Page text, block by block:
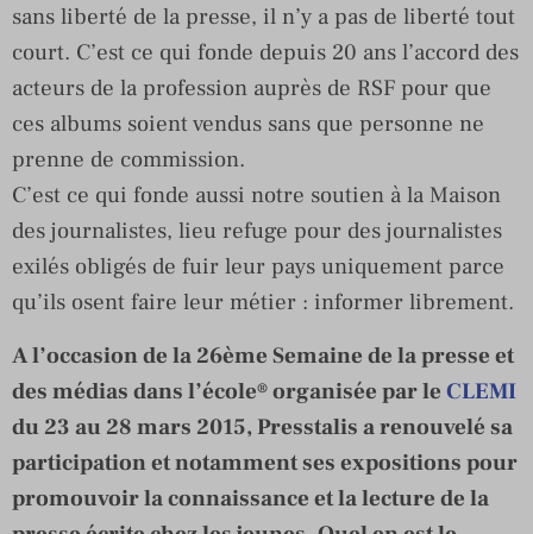
sans liberté de la presse, il n’y a pas de liberté tout
court. C’est ce qui fonde depuis 20 ans l’accord des
acteurs de la profession auprès de RSF pour que
ces albums soient vendus sans que personne ne
prenne de commission.
C’est ce qui fonde aussi notre soutien à la Maison
des journalistes, lieu refuge pour des journalistes
exilés obligés de fuir leur pays uniquement parce
qu’ils osent faire leur métier : informer librement.
A l’occasion de la 26ème Semaine de la presse et
des médias dans l’école® organisée par le CLEMI
du 23 au 28 mars 2015, Presstalis a renouvelé sa
participation et notamment ses expositions pour
promouvoir la connaissance et la lecture de la